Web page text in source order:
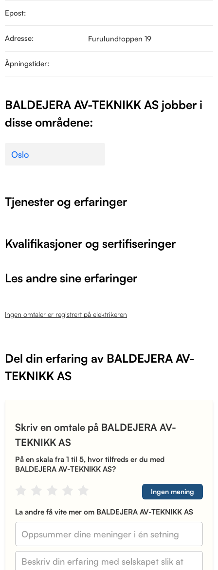
Epost:
Adresse: Furulundtoppen 19
Åpningstider:
BALDEJERA AV-TEKNIKK AS jobber i
disse områdene:
Oslo
Tjenester og erfaringer
Kvalifikasjoner og sertifiseringer
Les andre sine erfaringer
Ingen omtaler er registrert på elektrikeren
Del din erfaring av BALDEJERA AV-
TEKNIKK AS
Skriv en omtale på BALDEJERA AV-
TEKNIKK AS
På en skala fra 1 til 5, hvor tilfreds er du med
BALDEJERA AV-TEKNIKK AS?
Ingen mening
La andre få vite mer om BALDEJERA AV-TEKNIKK AS